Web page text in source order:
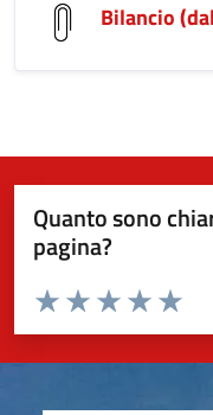
Bilancio
Quanto sono
pagina?
Valuta da 1 a 5 stelle la
Valuta
Valuta 4
Valuta 3 stelle
Valuta 2 stelle su
Valuta 1 stelle su 5